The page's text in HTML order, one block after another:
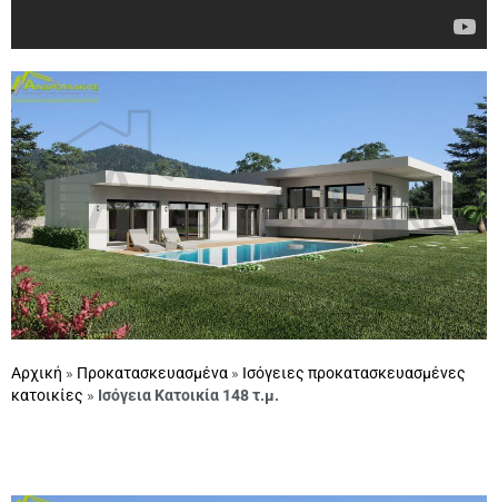
Αρχική » Προκατασκευασμένα » Ισόγειες προκατασκευασμένες
κατοικίες » Ισόγεια Κατοικία 148 τ.μ.